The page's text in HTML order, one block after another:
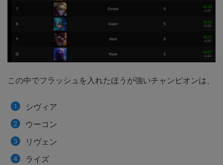
この中でフラッシュを入れたほうが強いチャンピオンは、
シヴィア
ウーコン
リヴェン
ライズ